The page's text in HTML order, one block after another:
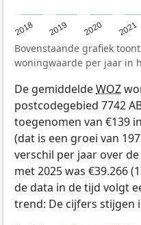
2018 2019 2020 2021
Bovenstaande grafiek
woningwaarde per jaar in
De gemiddeldeWOZ
postcodegebied 7742
toegenomen van €139
(dat is een groei van
verschil per jaar over
met 2025 was €39.266
de data in de tijd volgt
trend: De cijfers stijgen